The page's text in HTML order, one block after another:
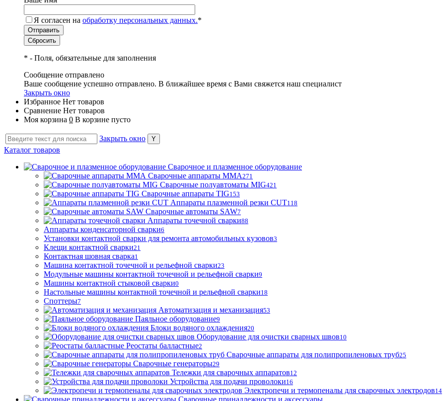
Я согласен на обработку персональных данных.*
* - Поля, обязательные для заполнения
Сообщение отправлено
Ваше сообщение успешно отправлено. В ближайшее время с Вами свяжется наш специалист
Закрыть окно
Избранное Нет товаров
Сравнение Нет товаров
Моя корзина 0 В корзине пусто
Закрыть окно
Каталог товаров
Сварочное и плазменное оборудование
Сварочные аппараты MMA271
Сварочные полуавтоматы MIG421
Сварочные аппараты TIG153
Аппараты плазменной резки CUT118
Сварочные автоматы SAW7
Аппараты точечной сварки88
Аппараты конденсаторной сварки6
Установки контактной сварки для ремонта автомобильных кузовов3
Клещи контактной сварки21
Контактная шовная сварка1
Машина контактной точечной и рельефной сварки23
Модульные машины контактной точечной и рельефной сварки9
Машины контактной стыковой сварки0
Настольные машины контактной точечной и рельефной сварки18
Споттеры7
Автоматизация и механизация53
Паяльное оборудование9
Блоки водяного охлаждения20
Оборудование для очистки сварных швов10
Реостаты балластные2
Сварочные аппараты для полипропиленовых труб25
Сварочные генераторы29
Тележки для сварочных аппаратов12
Устройства для подачи проволоки16
Электропечи и термопеналы для сварочных электродов14
Сварочные принадлежности и аксессуары